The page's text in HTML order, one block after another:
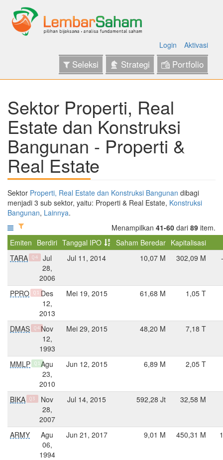
Login Aktivasi
Seleksi Strategi Portfolio
Sektor Properti, Real
Estate dan Konstruksi
Bangunan - Properti &
Real Estate
Sektor Properti, Real Estate dan Konstruksi Bangunan dibagi
menjadi 3 sub sektor, yaitu: Properti & Real Estate, Konstruksi
Bangunan, Lainnya.
Menampilkan 41-60 dari 89 item.
Emiten Berdiri Tanggal IPO Saham Beredar Kapitalisasi
TARA
Q4
Jul
28,
2006
Jul 11, 2014 10,07 M 302,09 M
PPRO Q1 Des
12,
2013
Mei 19, 2015 61,68 M 1,05 T
DMAS Q4 Nov
12,
1993
Mei 29, 2015 48,20 M 7,18 T
MMLP Q1 Agu
23,
2010
Jun 12, 2015 6,89 M 2,05 T
BIKA Q3
Nov
28,
2007
Jul 14, 2015 592,28 Jt 32,58 M
ARMY
Agu
06,
1994
Jun 21, 2017 9,01 M 450,31 M